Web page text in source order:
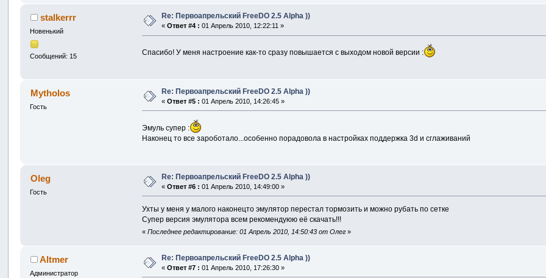
stalkerrr
Новенький
Сообщений: 15
Re: Первоапрельский FreeDO 2.5 Alpha ))
«Ответ #4 : 01 Апрель 2010, 12:22:11 »
Спасибо! У меня настроение как-то сразу повышается с выходом новой версии :
Mytholos
Гость
Re: Первоапрельский FreeDO 2.5 Alpha ))
«Ответ #5 : 01 Апрель 2010, 14:26:45 »
Эмуль супер :
Наконец то все зароботало...особенно порадовола в настройках поддержка 3d и сглаживаний
Oleg
Гость
Re: Первоапрельский FreeDO 2.5 Alpha ))
«Ответ #6 : 01 Апрель 2010, 14:49:00 »
Ухты у меня у малого наконецто эмулятор перестал тормозить и можно рубать по сетке
Супер версия эмулятора всем рекомендуюю её скачать!!!
«Последнее редактирование: 01 Апрель 2010, 14:50:43 от Олег»
Altmer
Администратор
Re: Первоапрельский FreeDO 2.5 Alpha ))
«Ответ #7 : 01 Апрель 2010, 17:26:30 »